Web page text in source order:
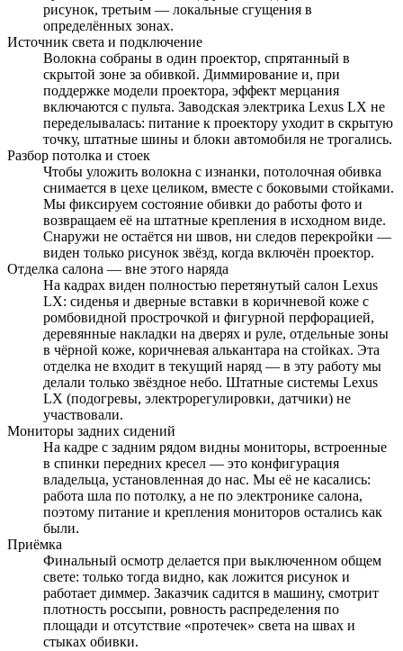
рисунок, третьим — локальные сгущения в
определённых зонах.
Источник света и подключение
Волокна собраны в один проектор, спрятанный в
скрытой зоне за обивкой. Диммирование и, при
поддержке модели проектора, эффект мерцания
включаются с пульта. Заводская электрика Lexus LX не
переделывалась: питание к проектору уходит в скрытую
точку, штатные шины и блоки автомобиля не трогались.
Разбор потолка и стоек
Чтобы уложить волокна с изнанки, потолочная обивка
снимается в цехе целиком, вместе с боковыми стойками.
Мы фиксируем состояние обивки до работы фото и
возвращаем её на штатные крепления в исходном виде.
Снаружи не остаётся ни швов, ни следов перекройки —
виден только рисунок звёзд, когда включён проектор.
Отделка салона — вне этого наряда
На кадрах виден полностью перетянутый салон Lexus
LX: сиденья и дверные вставки в коричневой коже с
ромбовидной прострочкой и фигурной перфорацией,
деревянные накладки на дверях и руле, отдельные зоны
в чёрной коже, коричневая алькантара на стойках. Эта
отделка не входит в текущий наряд — в эту работу мы
делали только звёздное небо. Штатные системы Lexus
LX (подогревы, электрорегулировки, датчики) не
участвовали.
Мониторы задних сидений
На кадре с задним рядом видны мониторы, встроенные
в спинки передних кресел — это конфигурация
владельца, установленная до нас. Мы её не касались:
работа шла по потолку, а не по электронике салона,
поэтому питание и крепления мониторов остались как
были.
Приёмка
Финальный осмотр делается при выключенном общем
свете: только тогда видно, как ложится рисунок и
работает диммер. Заказчик садится в машину, смотрит
плотность россыпи, ровность распределения по
площади и отсутствие «протечек» света на швах и
стыках обивки.